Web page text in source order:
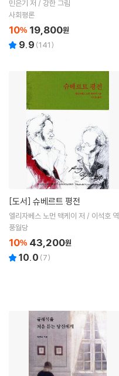
민은기 저 / 강한 그림
사회평론
10% 19,800원
9.9 (141)
[도서] 슈베르트 평전
엘리자베스 노먼 맥케이 저 / 이석호 역
풍월당
10% 43,200원
10.0 (7)